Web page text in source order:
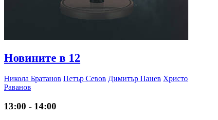
Новините в 12
Никола Братанов Петър Севов Димитър Панев Христо
Раванов
13:00 - 14:00